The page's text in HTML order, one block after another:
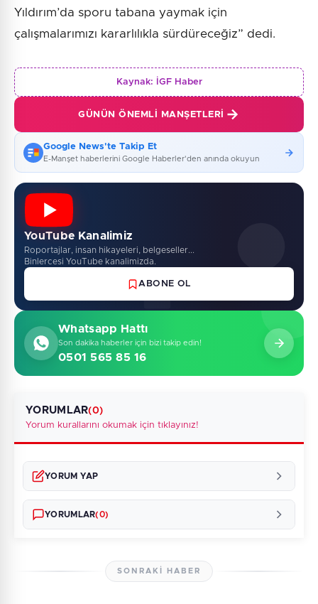
Yıldırım’da sporu tabana yaymak için
çalışmalarımızı kararlılıkla sürdüreceğiz” dedi.
Kaynak: İGF Haber
GÜNÜN ÖNEMLI MANŞETLERI
Google News'te Takip Et
E-Manşet haberlerini Google Haberler'den anında okuyun
YouTube Kanalimiz
Roportajlar, insan hikayeleri, belgeseller...
Binlercesi YouTube kanalimizda.
ABONE OL
Whatsapp Hattı
Son dakika haberler için bizi takip edin!
0501 565 85 16
YORUMLAR(0)
Yorum kurallarını okumak için tıklayınız!
YORUM YAP
YORUMLAR(0)
SONRAKI HABER